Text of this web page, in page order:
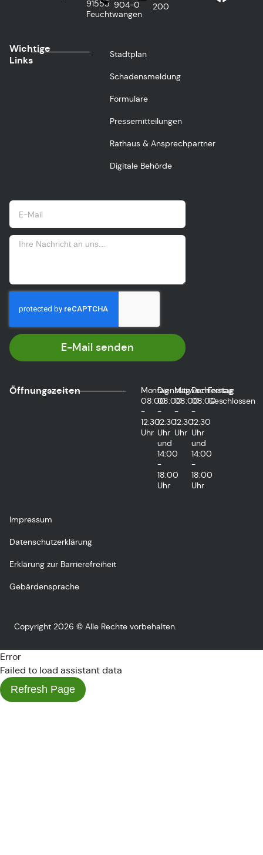
91555
Feuchtwangen
904-0
200
Wichtige
Links
Stadtplan
Schadensmeldung
Formulare
Pressemitteilungen
Rathaus & Ansprechpartner
Digitale Behörde
E-Mail senden
Öffnungszeiten
Montag
08:00
-
12:30
Uhr
Dienstag
08:00
-
12:30
Uhr
und
14:00
-
18:00
Uhr
Mittwoch
08:00
-
12:30
Uhr
Donnerstag
08:00
-
12:30
Uhr
und
14:00
-
18:00
Uhr
Freitag
Geschlossen
Impressum
Datenschutzerklärung
Erklärung zur Barrierefreiheit
Gebärdensprache
Copyright 2026 © Alle Rechte vorbehalten.
Error
Failed to load assistant data
Refresh Page